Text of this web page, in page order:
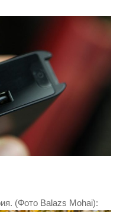
(Фото Balazs Mohai):